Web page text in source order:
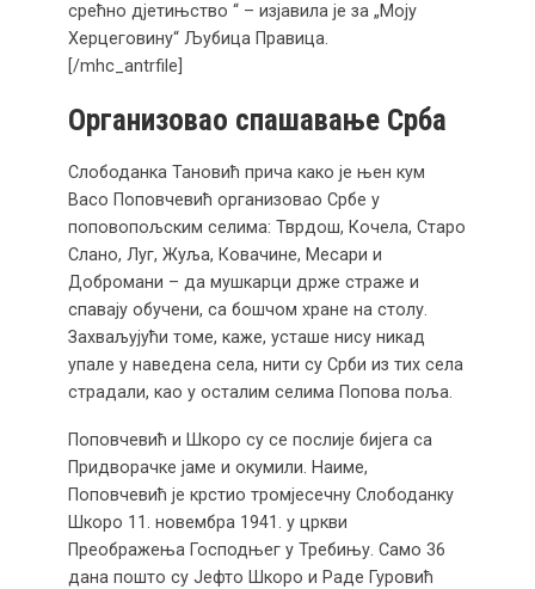
срећно дјетињство “ – изјавила је за „Моју
Херцеговину“ Љубица Правица.
[/mhc_antrfile]
Организовао спашавање Срба
Слободанка Тановић прича како је њен кум
Васо Поповчевић организовао Србе у
поповопољским селима: Тврдош, Кочела, Старо
Слано, Луг, Жуља, Ковачине, Месари и
Добромани – да мушкарци држе страже и
спавају обучени, са бошчом хране на столу.
Захваљујући томе, каже, усташе нису никад
упале у наведена села, нити су Срби из тих села
страдали, као у осталим селима Попова поља.
Поповчевић и Шкоро су се послије бијега са
Придворачке јаме и окумили. Наиме,
Поповчевић је крстио тромјесечну Слободанку
Шкоро 11. новембра 1941. у цркви
Преображења Господњег у Требињу. Само 36
дана пошто су Јефто Шкоро и Раде Гуровић